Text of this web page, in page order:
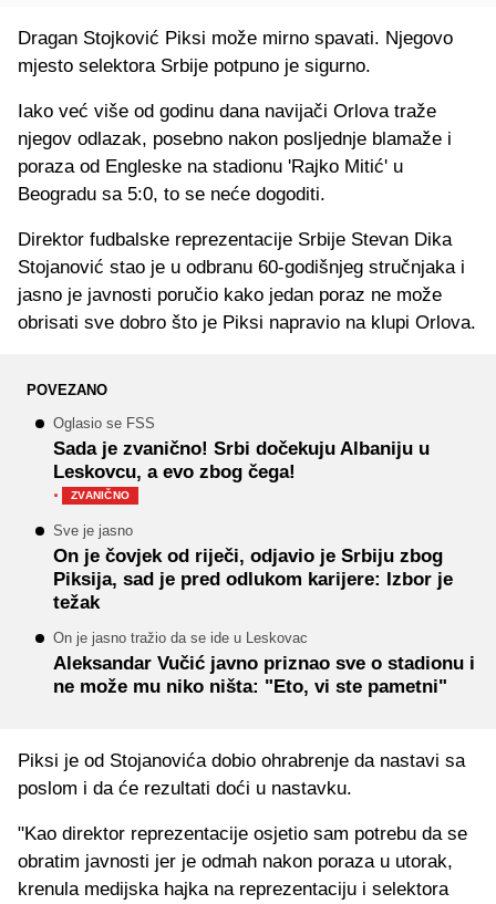
Dragan Stojković Piksi može mirno spavati. Njegovo
mjesto selektora Srbije potpuno je sigurno.
Iako već više od godinu dana navijači Orlova traže
njegov odlazak, posebno nakon posljednje blamaže i
poraza od Engleske na stadionu 'Rajko Mitić' u
Beogradu sa 5:0, to se neće dogoditi.
Direktor fudbalske reprezentacije Srbije Stevan Dika
Stojanović stao je u odbranu 60-godišnjeg stručnjaka i
jasno je javnosti poručio kako jedan poraz ne može
obrisati sve dobro što je Piksi napravio na klupi Orlova.
POVEZANO
Oglasio se FSS
Sada je zvanično! Srbi dočekuju Albaniju u
Leskovcu, a evo zbog čega!
· ZVANIČNO
Sve je jasno
On je čovjek od riječi, odjavio je Srbiju zbog
Piksija, sad je pred odlukom karijere: Izbor je
težak
On je jasno tražio da se ide u Leskovac
Aleksandar Vučić javno priznao sve o stadionu i
ne može mu niko ništa: "Eto, vi ste pametni"
Piksi je od Stojanovića dobio ohrabrenje da nastavi sa
poslom i da će rezultati doći u nastavku.
"Kao direktor reprezentacije osjetio sam potrebu da se
obratim javnosti jer je odmah nakon poraza u utorak,
krenula medijska hajka na reprezentaciju i selektora